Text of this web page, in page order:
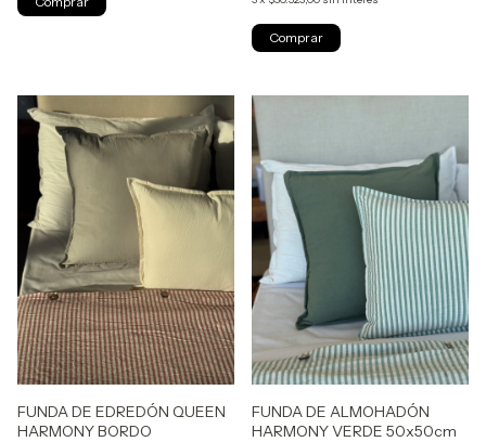
FUNDA DE EDREDÓN QUEEN
HARMONY BORDO
FUNDA DE ALMOHADÓN
HARMONY VERDE 50x50cm